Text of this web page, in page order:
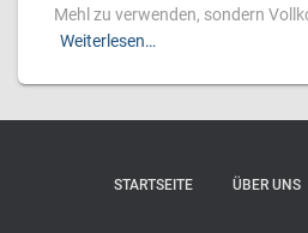
Mehl zu verwenden, sondern
Weiterlesen…
STARTSEITE ÜBER UNS